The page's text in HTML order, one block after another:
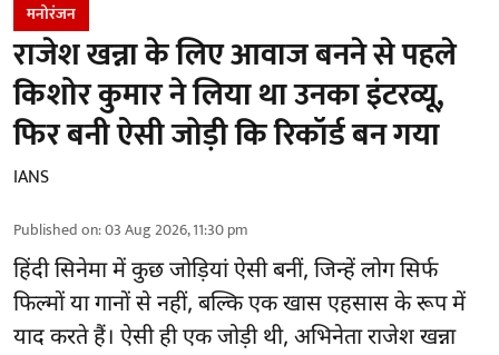
मनोरंजन
राजेश खन्ना के लिए आवाज बनने से पहले
किशोर कुमार ने लिया था उनका इंटरव्यू,
फिर बनी ऐसी जोड़ी कि रिकॉर्ड बन गया
IANS
Published on:03 Aug 2026, 11:30 pm
हिंदी सिनेमा में कुछ जोड़ियां ऐसी बनीं, जिन्हें लोग सिर्फ
फिल्मों या गानों से नहीं, बल्कि एक खास एहसास के रूप में
याद करते हैं। ऐसी ही एक जोड़ी थी, अभिनेता राजेश खन्ना